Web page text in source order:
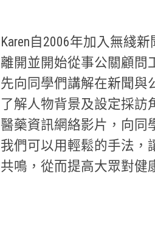
Karen自2006年加入無綫
離開並開始從事公關顧問
先向同學們講解在新聞與
了解人物背景及設定採訪
醫藥資訊網絡影片，向同
我們可以用輕鬆的手法，
共鳴，從而提高大眾對健